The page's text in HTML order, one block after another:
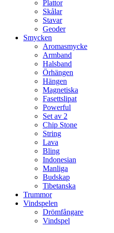
Plattor
Skålar
Stavar
Geoder
Smycken
Aromasmycke
Armband
Halsband
Örhängen
Hängen
Magnetiska
Fasettslipat
Powerful
Set av 2
Chip Stone
String
Lava
Bling
Indonesian
Manliga
Budskap
Tibetanska
Trummor
Vindspelen
Drömfångare
Vindspel